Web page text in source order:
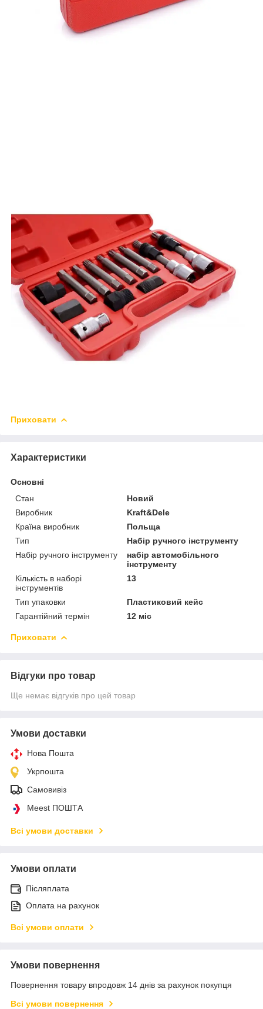
Приховати
Характеристики
Основні
Стан
Новий
Виробник
Kraft&Dele
Країна виробник
Польща
Тип
Набір ручного інструменту
Набір ручного інструменту
набір автомобільного
інструменту
Кількість в наборі
інструментів
13
Тип упаковки
Пластиковий кейс
Гарантійний термін
12 міс
Приховати
Відгуки про товар
Ще немає відгуків про цей товар
Умови доставки
Нова Пошта
Укрпошта
Самовивіз
Meest ПОШТА
Всі умови доставки
Умови оплати
Післяплата
Оплата на рахунок
Всі умови оплати
Умови повернення
Повернення товару впродовж 14 днів за рахунок покупця
Всі умови повернення